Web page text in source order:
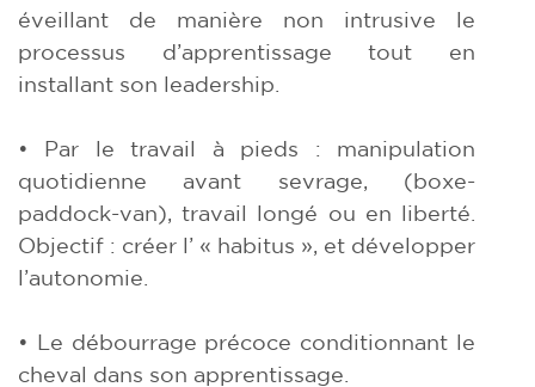
éveillant de manière non intrusive le
processus d’apprentissage tout en
installant son leadership.
• Par le travail à pieds : manipulation
quotidienne avant sevrage, (boxe-
paddock-van), travail longé ou en liberté.
Objectif : créer l’ « habitus », et développer
l’autonomie.
• Le débourrage précoce conditionnant le
cheval dans son apprentissage.